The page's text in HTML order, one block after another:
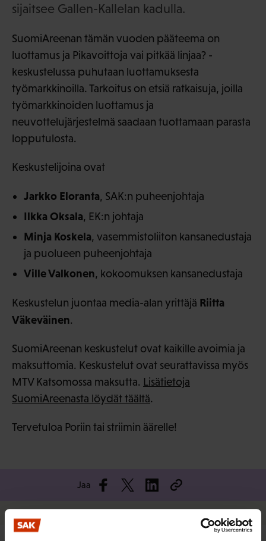
sijaitsee Gallen-Kallelan kadulla.
SuomiAreenan tämän vuoden pääteema on
luottamus ja Pikavoittoja vai pitkää linjaa? -
keskustelussa puhutaan luottamuksesta
työmarkkinoilla. Tarkoitus on etsiä ratkaisuja, joilla
työmarkkinoiden luottamus ja
neuvottelujärjestelmä saadaan tuottamaan parasta
lopputulosta.
Keskustelijoina ovat
Jarkko Eloranta, SAK:n puheenjohtaja
Ilkka Oksala, EK:n johtaja
Minja Koskela, vasemmistoliiton kansanedustaja
ja puolueen puheenjohtaja
Ville Valkonen, kokoomuksen kansanedustaja
Keskustelun juontaa media-alan yrittäjä Riitta
Väkeväinen.
SuomiAreenan keskustelut ovat kaikille avoimia ja
maksuttomia. Keskustelut ovat seurattavissa myös
MTV Katsomossa maksutta. Lisätietoja
SuomiAreenasta löydät täältä.
Tervetuloa Poriin tai striimin äärelle!
Jaa